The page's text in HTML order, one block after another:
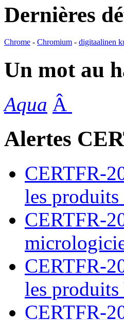
Dernières
Chrome - Chromium - digitaalinen
Un mot au
Aqua Â
Alertes
CERTFR-
les
CERTFR-
CERTFR-
les
CERTFR-